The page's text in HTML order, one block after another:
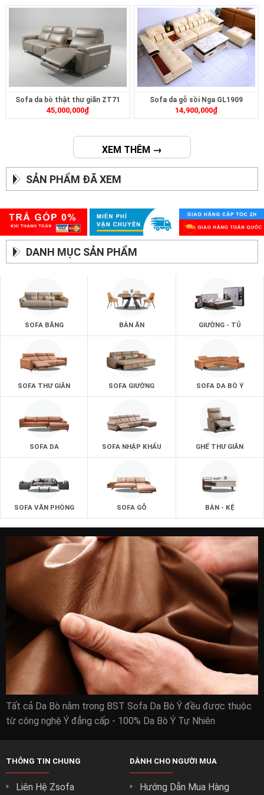
Sofa da bò thật thư giãn ZT71
45,000,000₫
Sofa da gỗ sồi Nga GL1909
14,900,000₫
XEM THÊM →
SẢN PHẨM ĐÃ XEM
DANH MỤC SẢN PHẨM
SOFA BĂNG BÀN ĂN GIƯỜNG - TỦ
SOFA THƯ GIÃN SOFA GIƯỜNG SOFA DA BÒ Ý
SOFA DA SOFA NHẬP KHẨU GHẾ THƯ GIÃN
SOFA VĂN PHÒNG SOFA GỖ BÀN - KỆ
Tất cả Da Bò nằm trong BST Sofa Da Bò Ý đều được thuộc
từ công nghệ Ý đẳng cấp - 100% Da Bò Ý Tự Nhiên
THÔNG TIN CHUNG
Liên Hệ Zsofa
DÀNH CHO NGƯỜI MUA
Hướng Dẫn Mua Hàng